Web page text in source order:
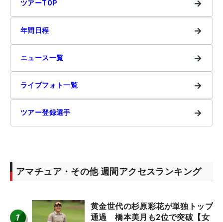
ツアーTOP →
年間日程 →
ニュース一覧 →
ライブフォト一覧 →
ツアー登録選手 →
アマチュア・その他 週間アクセスランキング
1
黄金世代の杉原彩花が単独トップ
通過 橋本美月も2位で突破【女